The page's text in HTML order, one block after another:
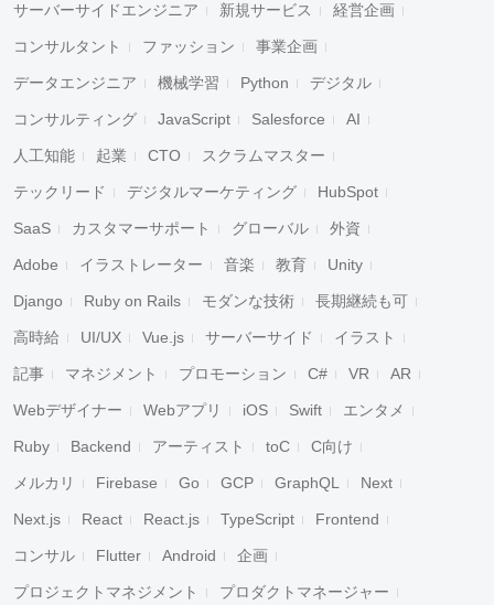
サーバーサイドエンジニア 新規サービス 経営企画
コンサルタント ファッション 事業企画
データエンジニア 機械学習 Python デジタル
コンサルティング JavaScript Salesforce AI
人工知能 起業 CTO スクラムマスター
テックリード デジタルマーケティング HubSpot
SaaS カスタマーサポート グローバル 外資
Adobe イラストレーター 音楽 教育 Unity
Django Ruby on Rails モダンな技術 長期継続も可
高時給 UI/UX Vue.js サーバーサイド イラスト
記事 マネジメント プロモーション C# VR AR
Webデザイナー Webアプリ iOS Swift エンタメ
Ruby Backend アーティスト toC C向け
メルカリ Firebase Go GCP GraphQL Next
Next.js React React.js TypeScript Frontend
コンサル Flutter Android 企画
プロジェクトマネジメント プロダクトマネージャー